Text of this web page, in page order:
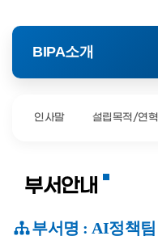
BIPA소개
인사말 설립목적/연혁
부서안내
부서명 : AI정책팀